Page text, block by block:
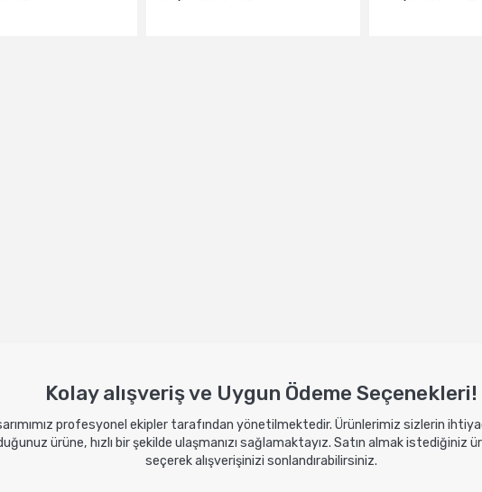
Kolay alışveriş ve Uygun Ödeme Seçenekleri!
profesyonel ekipler tarafından yönetilmektedir. Ürünlerimiz sizlerin
ürüne, hızlı bir şekilde ulaşmanızı sağlamaktayız. Satın almak istediğiniz
seçerek alışverişinizi sonlandırabilirsiniz.